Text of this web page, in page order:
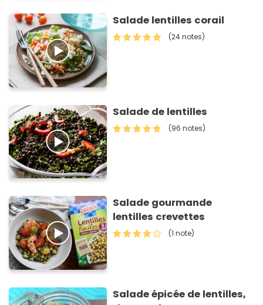
Salade lentilles corail
(24 notes)
Salade de lentilles
(96 notes)
Salade gourmande
lentilles crevettes
(1 note)
Salade épicée de lentilles,